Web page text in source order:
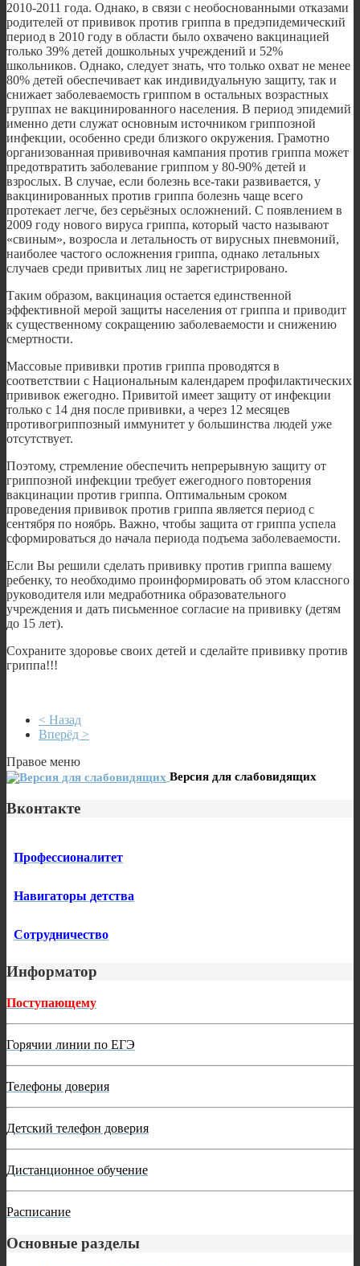
2010-2011 года. Однако, в связи с необоснованными отказами
родителей от прививок против гриппа в предэпидемический
период в 2010 году в области было охвачено вакцинацией
только 39% детей дошкольных учреждений и 52%
школьников. Однако, следует знать, что только охват не менее
80% детей обеспечивает как индивидуальную защиту, так и
снижает заболеваемость гриппом в остальных возрастных
группах не вакцинированного населения. В период эпидемий
именно дети служат основным источником гриппозной
инфекции, особенно среди близкого окружения. Грамотно
организованная прививочная кампания против гриппа может
предотвратить заболевание гриппом у 80-90% детей и
взрослых. В случае, если болезнь все-таки развивается, у
вакцинированных против гриппа болезнь чаще всего
протекает легче, без серьёзных осложнений. С появлением в
2009 году нового вируса гриппа, который часто называют
«свиным», возросла и летальность от вирусных пневмоний,
наиболее частого осложнения гриппа, однако летальных
случаев среди привитых лиц не зарегистрировано.
Таким образом, вакцинация остается единственной
эффективной мерой защиты населения от гриппа и приводит
к существенному сокращению заболеваемости и снижению
смертности.
Массовые прививки против гриппа проводятся в
соответствии с Национальным календарем профилактических
прививок ежегодно. Привитой имеет защиту от инфекции
только с 14 дня после прививки, а через 12 месяцев
противогриппозный иммунитет у большинства людей уже
отсутствует.
Поэтому, стремление обеспечить непрерывную защиту от
гриппозной инфекции требует ежегодного повторения
вакцинации против гриппа. Оптимальным сроком
проведения прививок против гриппа является период с
сентября по ноябрь. Важно, чтобы защита от гриппа успела
сформироваться до начала периода подъема заболеваемости.
Если Вы решили сделать прививку против гриппа вашему
ребенку, то необходимо проинформировать об этом классного
руководителя или медработника образовательного
учреждения и дать письменное согласие на прививку (детям
до 15 лет).
Сохраните здоровье своих детей и сделайте прививку против
гриппа!!!
< Назад
Вперёд >
Правое меню
Версия для слабовидящих
Вконтакте
Профессионалитет
Навигаторы детства
Сотрудничество
Информатор
Поступающему
Горячии линии по ЕГЭ
Телефоны доверия
Детский телефон доверия
Дистанционное обучение
Расписание
Основные разделы